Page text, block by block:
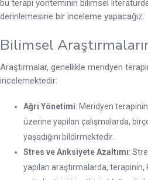
bu terapi yönteminin bilimsel
derinlemesine bir inceleme yapacağız.
Bilimsel
Araştırmalar, genellikle meridyen
incelemektedir:
Ağrı Yönetimi: Meridyen
üzerine yapılan çalışmalarda,
yaşadığını bildirmektedir.
Stres ve Anksiyete Azaltımı:
yapılan araştırmalarda, terapinin,